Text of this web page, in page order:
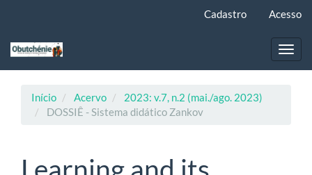
principal
Cadastro Acesso
Início Acervo
2023: v.7, n.2 (mai./ago. 2023)
DOSSIÊ - Sistema didático Zankov